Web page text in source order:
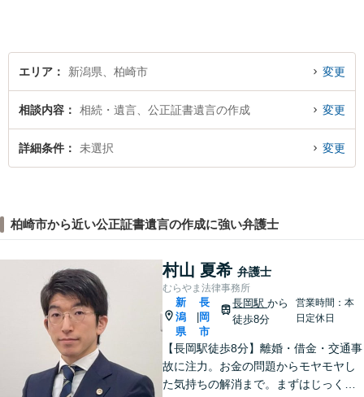
エリア 新潟県、柏崎市 変更
相談内容 相続・遺言、公正証書遺言の作成 変更
詳細条件 未選択 変更
柏崎市から近い公正証書遺言の作成に強い弁護士
村山 夏希 弁護士
むらやま法律事務所
新
潟
県
長
岡
市
長岡駅から
徒歩8分
営業時間：本
日定休日
【長岡駅徒歩8分】離婚・借金・交通事
故に注力。お金の問題からモヤモヤし
た気持ちの解消まで。まずはじっくり